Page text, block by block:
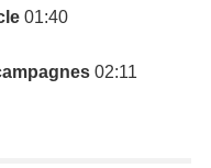
01:40
02:11